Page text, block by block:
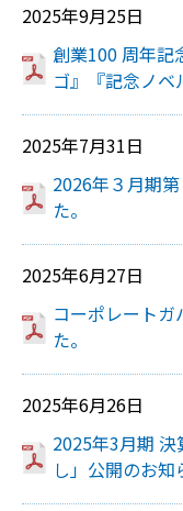
2025年9月25日
創業100 周年記
ゴ』『記念ノベ
2025年7月31日
2026年３月期
た。
2025年6月27日
コーポレート
た。
2025年6月26日
2025年3月期
し」公開のお知